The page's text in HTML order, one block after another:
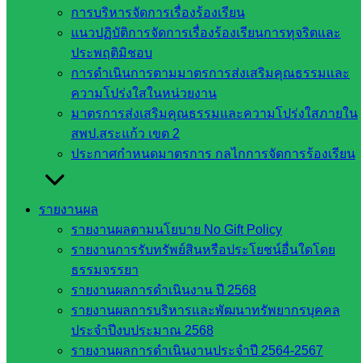
การบริหารจัดการเรื่องร้องเรียน
แนวปฏิบัติการจัดการเรื่องร้องเรียนการทุจริตและ
ประพฤติมิชอบ
การดำเนินการตามมาตรการส่งเสริมคุณธรรมและ
ความโปร่งใสในหน่วยงาน
มาตรการส่งเสริมคุณธรรมและความโปร่งใสภายใน
สพป.สระแก้ว เขต 2
ประกาศกำหนดมาตรการ กลไกการจัดการร้องเรียน
รายงานผล
รายงานผลตามนโยบาย No Gift Policy
รายงานการรับทรัพย์สินหรือประโยชน์อื่นใดโดย
ธรรมจรรยา
รายงานผลการดำเนินงาน ปี 2568
รายงานผลการบริหารและพัฒนาทรัพยากรบุคคล
ประจำปีงบประมาณ 2568
รายงานผลการดำเนินงานประจำปี 2564-2567
รายชื่อ
มหาวิทยาลัย
ประเทศไทย
เว็บไซต์
สำนักต่าง
เว็บไซต์
สพม. ใน
เว็บไซต์
สพป. ใน
กรมบัญชี